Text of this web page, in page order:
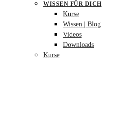
WISSEN FÜR DICH
Kurse
Wissen | Blog
Videos
Downloads
Kurse